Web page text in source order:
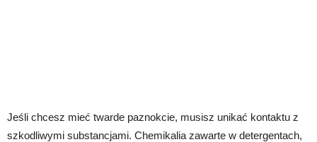
Jeśli chcesz mieć twarde paznokcie, musisz unikać kontaktu z
szkodliwymi substancjami. Chemikalia zawarte w detergentach,